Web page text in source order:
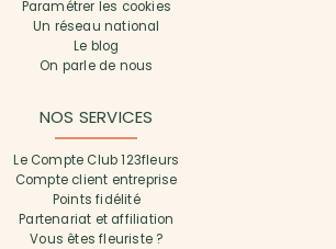
Paramétrer les cookies
Un réseau national
Le blog
On parle de nous
NOS SERVICES
Le Compte Club 123fleurs
Compte client entreprise
Points fidélité
Partenariat et affiliation
Vous êtes fleuriste ?